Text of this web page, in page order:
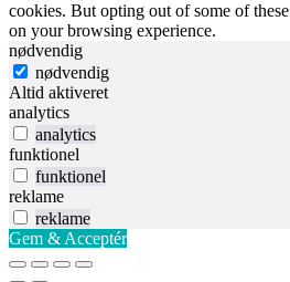
cookies. But opting out of some of
on your browsing experience.
nødvendig
nødvendig
Altid aktiveret
analytics
analytics
funktionel
funktionel
reklame
reklame
Gem & Acceptér